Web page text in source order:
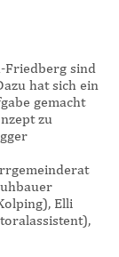
Friedberg sind
hat sich ein
gemacht
zu
Elli